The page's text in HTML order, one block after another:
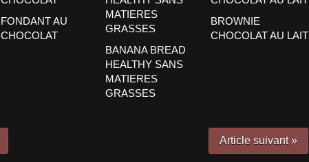
FONDANT AU
CHOCOLAT
BANANA BREAD
HEALTHY SANS
MATIERES
GRASSES
BROWNIE
CHOCOLAT AU LAIT
Article suivant »